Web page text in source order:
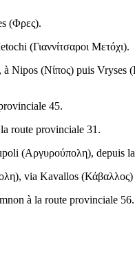
(Φρες).
(Γιαννίτσαροι Μετόχι).
à Nipos (Νίπος) puis Vryses (
45.
route provinciale 31.
(Αργυρούπολη), depuis
), via Kavallos (Κάβαλλος)
à la route provinciale 56.